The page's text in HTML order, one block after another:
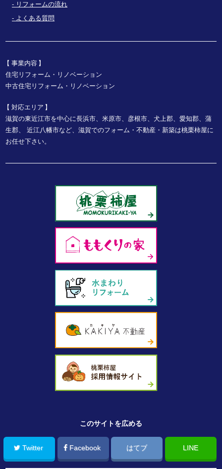
リフォームの流れ
よくある質問
事業内容
住宅リフォーム・リノベーション
中古住宅リフォーム・リノベーション
対応エリア
滋賀の東近江市を中心に長浜市、米原市、彦根市、犬上郡、愛知郡、蒲
生郡、
近江八幡市など、滋賀でのフォーム・不動産・新築は桃栗柿屋に
お任せ下さい。
このサイトを広める
Twitter Facebook はてブ LINE